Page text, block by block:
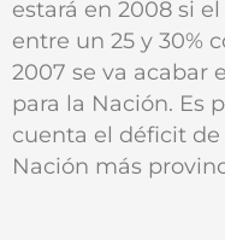
estará en 2008 si
entre un 25 y 30%
2007 se va acabar
para la Nación. Es
cuenta el déficit
Nación más